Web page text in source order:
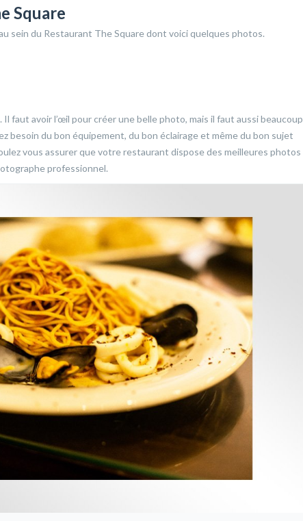
Square
sein du Restaurant The Square dont voici quelques photos.
faut avoir l’œil pour créer une belle photo, mais il faut aussi beaucoup
besoin du bon équipement, du bon éclairage et même du bon sujet
vous assurer que votre restaurant dispose des meilleures photos
professionnel.